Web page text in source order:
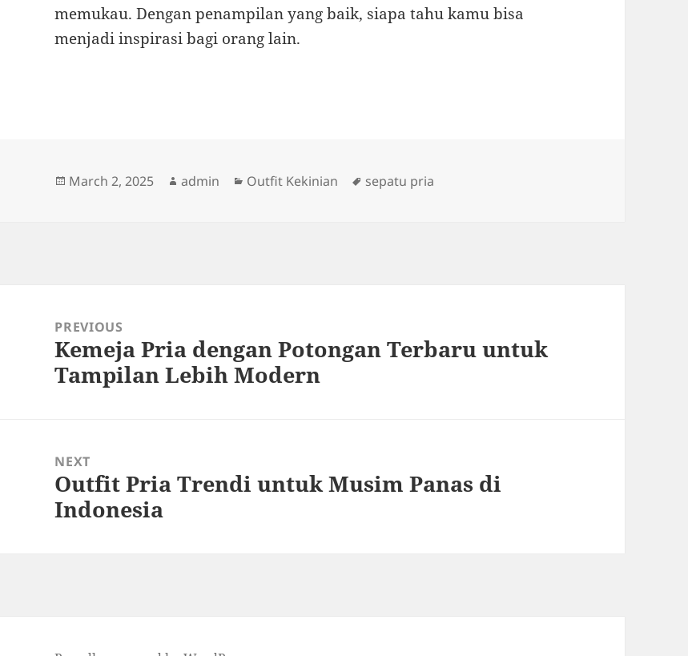
memukau. Dengan penampilan yang baik, siapa tahu kamu bisa
menjadi inspirasi bagi orang lain.
Posted
March 2, 2025 Author
admin Categories
Outfit Kekinian Tags
sepatu pria
navigationPREVIOUS
Previous
post:
Kemeja Pria dengan Potongan Terbaru untuk
Tampilan Lebih Modern
NEXT
Next
post:
Outfit Pria Trendi untuk Musim Panas di
Indonesia